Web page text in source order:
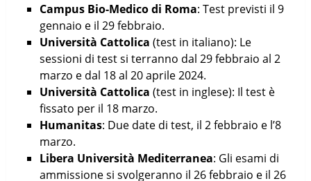
Campus Bio-Medico di Roma: Test previsti il 9
gennaio e il 29 febbraio.
Università Cattolica (test in italiano): Le
sessioni di test si terranno dal 29 febbraio al 2
marzo e dal 18 al 20 aprile 2024.
Università Cattolica (test in inglese): Il test è
fissato per il 18 marzo.
Humanitas: Due date di test, il 2 febbraio e l’8
marzo.
Libera Università Mediterranea: Gli esami di
ammissione si svolgeranno il 26 febbraio e il 26